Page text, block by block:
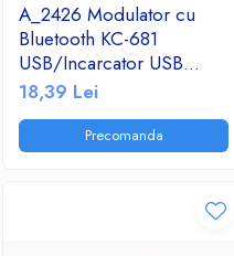
A_2426 Modulator cu
Bluetooth KC-681
USB/Incarcator USB
2.1A/TF/FM Radio
18,39 Lei
Precomanda